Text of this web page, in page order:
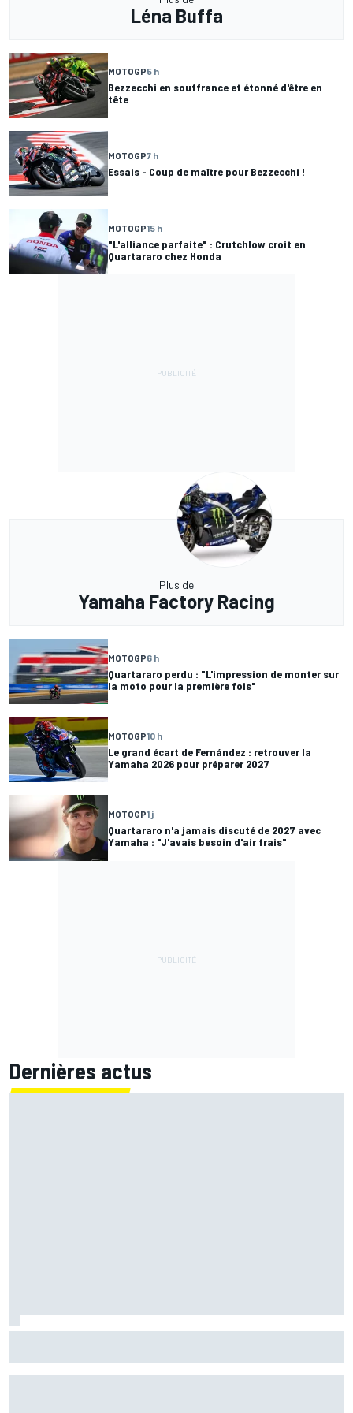
Léna Buffa
MOTOGP5 h
Bezzecchi en souffrance et étonné d'être en
tête
MOTOGP7 h
Essais - Coup de maître pour Bezzecchi !
MOTOGP15 h
"L'alliance parfaite" : Crutchlow croit en
Quartararo chez Honda
Plus de
Yamaha Factory Racing
MOTOGP6 h
Quartararo perdu : "L'impression de monter sur
la moto pour la première fois"
MOTOGP10 h
Le grand écart de Fernández : retrouver la
Yamaha 2026 pour préparer 2027
MOTOGP1 j
Quartararo n'a jamais discuté de 2027 avec
Yamaha : "J'avais besoin d'air frais"
Dernières actus